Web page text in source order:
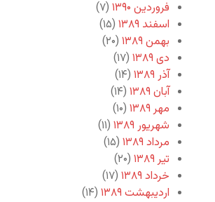
فروردین ۱۳۹۰
(۷)
اسفند ۱۳۸۹
(۱۵)
بهمن ۱۳۸۹
(۲۰)
دی ۱۳۸۹
(۱۷)
آذر ۱۳۸۹
(۱۴)
آبان ۱۳۸۹
(۱۴)
مهر ۱۳۸۹
(۱۰)
شهریور ۱۳۸۹
(۱۱)
مرداد ۱۳۸۹
(۱۵)
تیر ۱۳۸۹
(۲۰)
خرداد ۱۳۸۹
(۱۷)
اردیبهشت ۱۳۸۹
(۱۴)